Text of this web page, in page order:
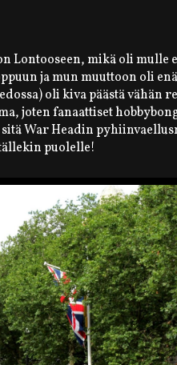
Lontooseen, mikä oli mulle
ja mun muuttoon oli
oli kiva päästä vähän
joten fanaattiset
War Headin
puolelle!